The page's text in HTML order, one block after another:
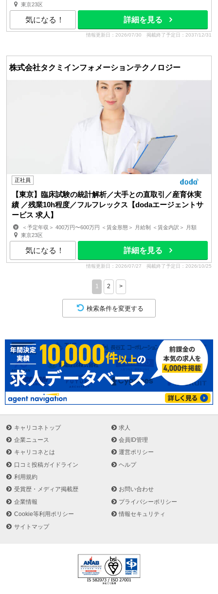
東京23区
気になる！ 詳細を見る
情報更新日：2026/07/30 掲載終了予定日：2037/12/31
株式会社タクミインフォメーションテクノロジー
正社員
【東京】臨床試験の統計解析／大手との直取引／産育休実
績 ／残業10h程度／フルフレックス【dodaエージェントサ
ービス 求人】
＜予定年収＞ 400万円〜600万円 ＜賃金形態＞ 月給制 ＜賃金内訳＞ 月額
（基本給）：285,000円〜428,000円 ＜月給＞ 2...
東京23区
気になる！ 詳細を見る
情報更新日：2026/07/27 掲載終了予定日：2026/10/25
1 2 >
検索条件を変更する
キャリコネトップ
求人
企業ニュース
会員ID管理
キャリコネとは
運営ポリシー
口コミ投稿ガイドライン
ヘルプ
利用規約
受賞歴・メディア掲載歴
お問い合わせ
企業情報
プライバシーポリシー
Cookie等利用ポリシー
情報セキュリティ
サイトマップ